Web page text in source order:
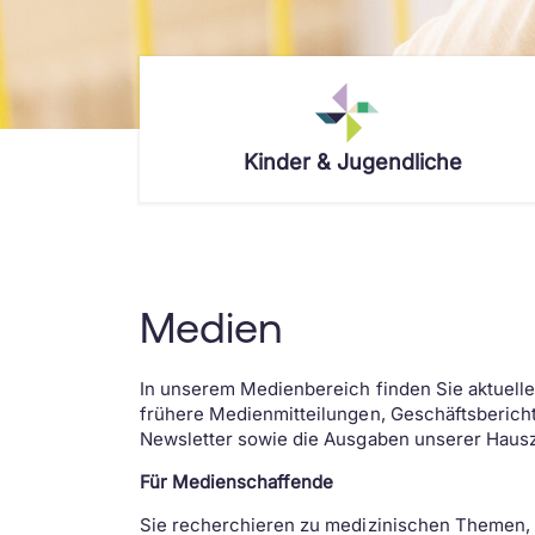
Kinder & Jugendliche
Wie du betreut wirst
Lernatelier
WLAN
Theodoras Spitalclowns
Art-Therapie
Standort & Anreise
Besuchszeiten
Verpflegung & Cafeteria
WLAN
Übernachten
Checkliste
Anästhesie
Chirurgie
Diabetologie
Endokrinologie
Entwicklung
Medien
In unserem Medienbereich finden Sie
frühere Medienmitteilungen,
Newsletter sowie die Ausgaben unserer
Für Medienschaffende
Sie recherchieren zu medizinischen Themen,